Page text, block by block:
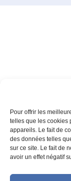
Pour offrir les
telles que les cookies
appareils. Le fait de
des données telles
sur ce site. Le fait de
avoir un effet négatif